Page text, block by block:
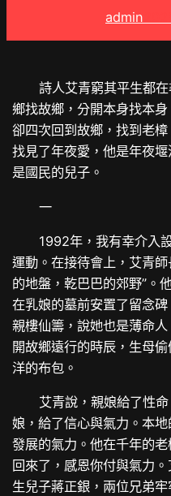
admin
詩人艾青窮其平生都
鄉找故鄉，分開本身找本
卻四次回到故鄉，找到老
找見了年夜愛，他是年夜
是國民的兒子。
一
1992年，我有幸介入
運動。在接待會上，艾青
的地盤，乾巴巴的郊野”。
在乳娘的墓前安置了留念
親樓仙籌，說她也是薄命
開故鄉遠行的時辰，生母
洋的布包。
艾青說，親娘給了性
娘，給了信心與氣力。本
發展的氣力。他在千年的
回來了，感恩你付與氣力
生兒子蔣正銀，兩位兄弟